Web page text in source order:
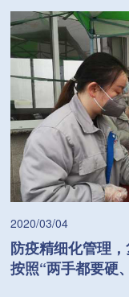
2020/03/04
防疫精细化管理
按照“两手都要硬